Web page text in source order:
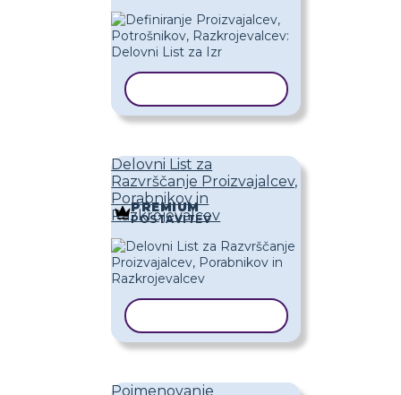
Delovni List za
Razvrščanje Proizvajalcev,
Porabnikov in
Razkrojevalcev
PREMIUM
POSTAVITEV
Poimenovanje